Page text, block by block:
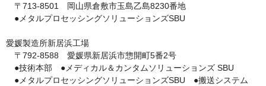
〒713-8501　岡山県倉敷市玉島乙島8230番地
●メタルプロセッシングソリューションズSBU
愛媛製造所新居浜工場
〒792-8588　愛媛県新居浜市惣開町5番2号
●技術本部　●メディカル＆カンタムソリューションズ SBU
●メタルプロセッシングソリューションズSBU　●搬送システム